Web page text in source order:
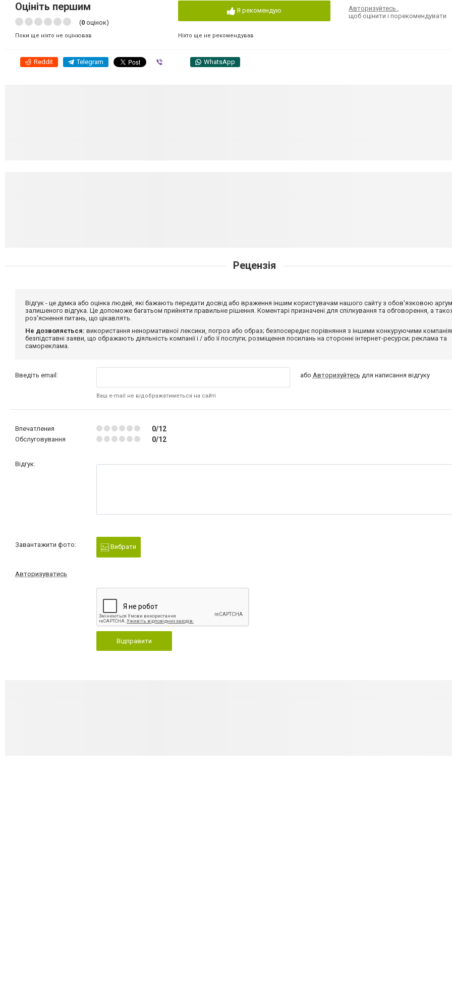
Оцініть першим
(0 оцінок)
Поки ще ніхто не оцінював
Я рекомендую
Ніхто ще не рекомендував
Авторизуйтесь,
щоб оцінити і порекомендувати
Reddit Telegram WhatsApp
Рецензія
Відгук - це думка або оцінка людей, які бажають передати досвід або враження іншим користувачам нашого сайту з обов'язковою
залишеного відгука. Це допоможе багатьом прийняти правильне рішення. Коментарі призначені для спілкування та обговорення, а
роз'яснення питань, що цікавлять.
Не дозволяється: використання ненормативної лексики, погроз або образ; безпосереднє порівняння з іншими конкуруючими
безпідставні заяви, що ображають діяльність компанії і / або її послуги; розміщення посилань на сторонні інтернет-ресурси; реклама та
самореклама.
Введіть email:
Ваш e-mail не відображатиметься на сайті
або Авторизуйтесь для написання відгуку
Впечатления 0/12
Обслуговування 0/12
Відгук:
Завантажити фото: Вибрати
Авторизуватись
Відправити